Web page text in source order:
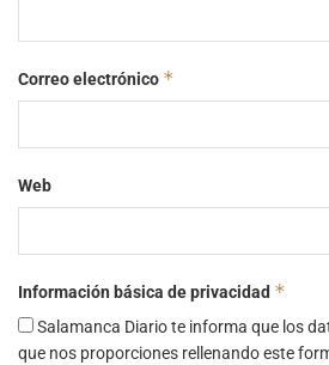
Correo electrónico *
Web
Información básica de privacidad *
Salamanca Diario te informa que los
que nos proporciones rellenando este